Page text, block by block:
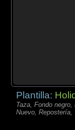
Plantilla:
Taza, Fondo
Nuevo, Repostería,